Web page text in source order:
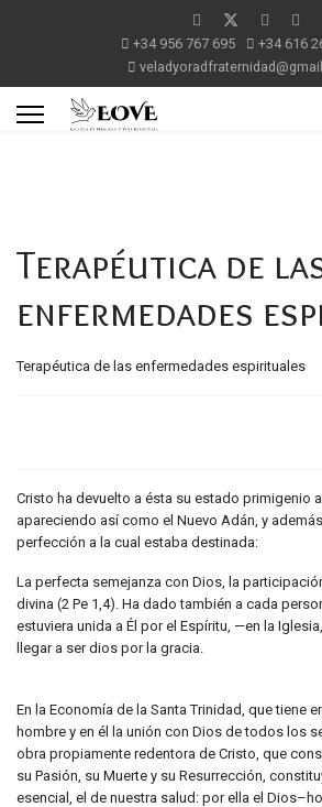
+34 956 767 695
+34 616
Terapéutica de
enfermedades
Terapéutica de las enfermedades espirituales
Cristo ha devuelto a ésta su estado primigenio
apareciendo así como el Nuevo Adán, y
perfección a la cual estaba destinada:
La perfecta semejanza con Dios, la
divina (2 Pe 1,4). Ha dado también a cada
estuviera unida a Él por el Espíritu, —en la
llegar a ser dios por la gracia.
En la Economía de la Santa Trinidad, que tiene
hombre y en él la unión con Dios de todos los
obra propiamente redentora de Cristo, que
su Pasión, su Muerte y su Resurrección,
esencial, el de nuestra salud: por ella el